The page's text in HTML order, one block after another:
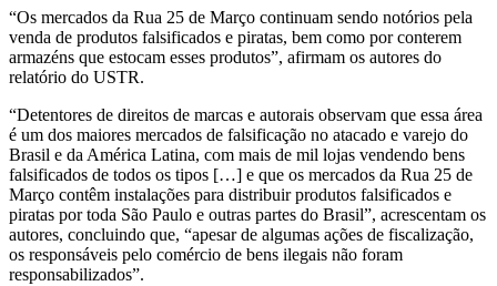
“Os mercados da Rua 25 de Março continuam sendo notórios pela
venda de produtos falsificados e piratas, bem como por conterem
armazéns que estocam esses produtos”, afirmam os autores do
relatório do USTR.
“Detentores de direitos de marcas e autorais observam que essa área
é um dos maiores mercados de falsificação no atacado e varejo do
Brasil e da América Latina, com mais de mil lojas vendendo bens
falsificados de todos os tipos […] e que os mercados da Rua 25 de
Março contêm instalações para distribuir produtos falsificados e
piratas por toda São Paulo e outras partes do Brasil”, acrescentam os
autores, concluindo que, “apesar de algumas ações de fiscalização,
os responsáveis pelo comércio de bens ilegais não foram
responsabilizados”.